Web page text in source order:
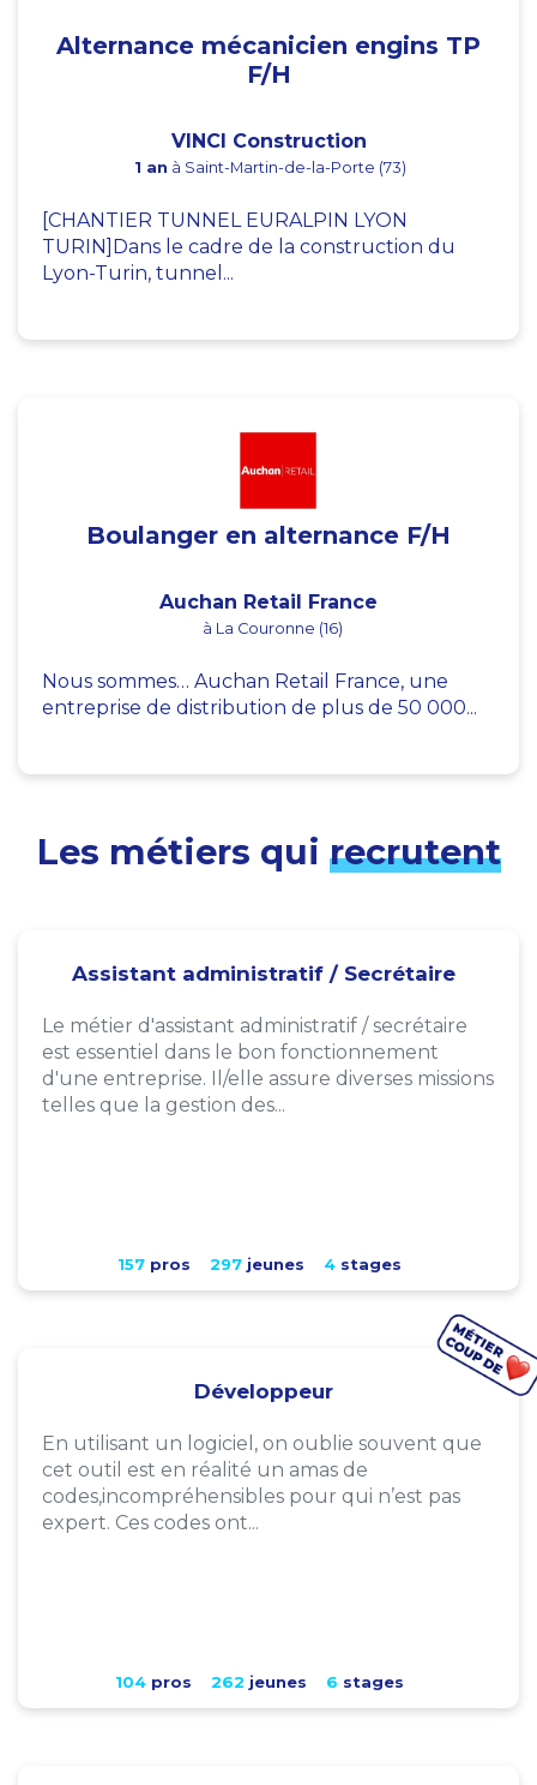
Alternance mécanicien engins TP
F/H
VINCI Construction
1 an à Saint-Martin-de-la-Porte (73)
[CHANTIER TUNNEL EURALPIN LYON
TURIN]Dans le cadre de la construction du
Lyon-Turin, tunnel...
Boulanger en alternance F/H
Auchan Retail France
à La Couronne (16)
Nous sommes… Auchan Retail France, une
entreprise de distribution de plus de 50 000...
Les métiers qui recrutent
Assistant administratif / Secrétaire
Le métier d'assistant administratif / secrétaire
est essentiel dans le bon fonctionnement
d'une entreprise. Il/elle assure diverses missions
telles que la gestion des...
157pros 297jeunes 4stages
Développeur
En utilisant un logiciel, on oublie souvent que
cet outil est en réalité un amas de
codes,incompréhensibles pour qui n’est pas
expert. Ces codes ont...
104pros 262 jeunes 6 stages